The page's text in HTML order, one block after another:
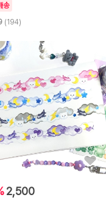
송
(194)
2,500